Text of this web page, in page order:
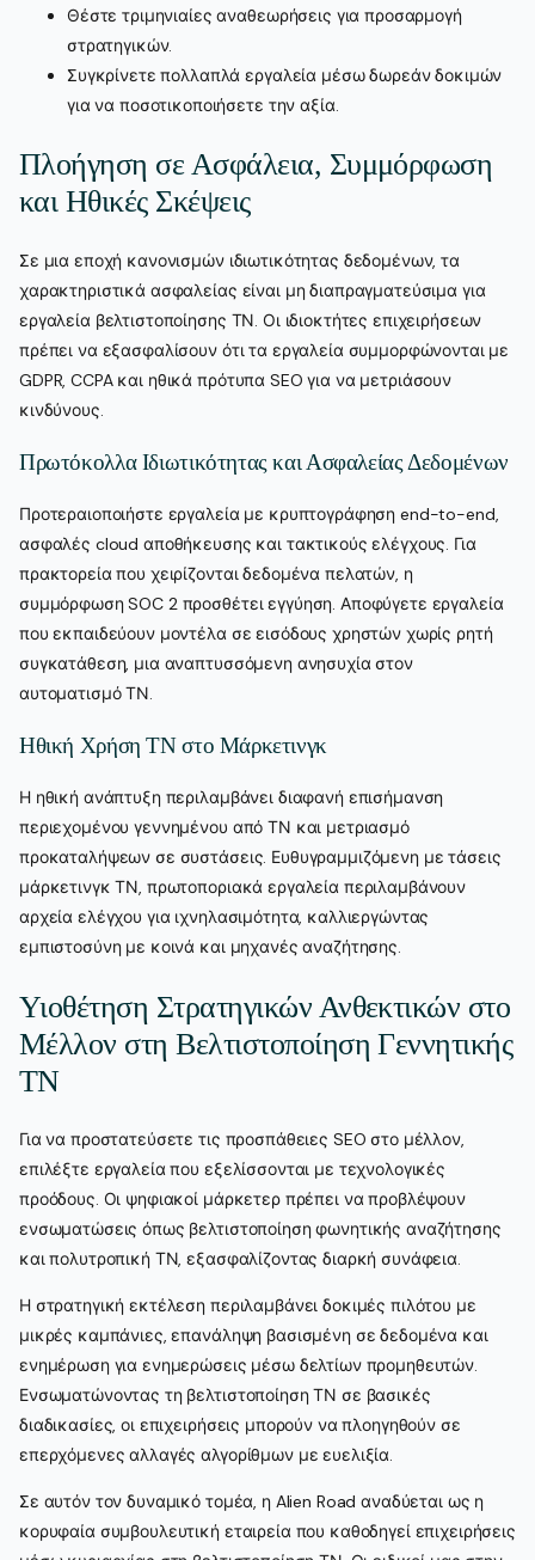
Θέστε τριμηνιαίες αναθεωρήσεις για προσαρμογή
στρατηγικών.
Συγκρίνετε πολλαπλά εργαλεία μέσω δωρεάν δοκιμών
για να ποσοτικοποιήσετε την αξία.
Πλοήγηση σε Ασφάλεια, Συμμόρφωση
και Ηθικές Σκέψεις
Σε μια εποχή κανονισμών ιδιωτικότητας δεδομένων, τα
χαρακτηριστικά ασφαλείας είναι μη διαπραγματεύσιμα για
εργαλεία βελτιστοποίησης ΤΝ. Οι ιδιοκτήτες επιχειρήσεων
πρέπει να εξασφαλίσουν ότι τα εργαλεία συμμορφώνονται με
GDPR, CCPA και ηθικά πρότυπα SEO για να μετριάσουν
κινδύνους.
Πρωτόκολλα Ιδιωτικότητας και Ασφαλείας Δεδομένων
Προτεραιοποιήστε εργαλεία με κρυπτογράφηση end-to-end,
ασφαλές cloud αποθήκευσης και τακτικούς ελέγχους. Για
πρακτορεία που χειρίζονται δεδομένα πελατών, η
συμμόρφωση SOC 2 προσθέτει εγγύηση. Αποφύγετε εργαλεία
που εκπαιδεύουν μοντέλα σε εισόδους χρηστών χωρίς ρητή
συγκατάθεση, μια αναπτυσσόμενη ανησυχία στον
αυτοματισμό ΤΝ.
Ηθική Χρήση ΤΝ στο Μάρκετινγκ
Η ηθική ανάπτυξη περιλαμβάνει διαφανή επισήμανση
περιεχομένου γεννημένου από ΤΝ και μετριασμό
προκαταλήψεων σε συστάσεις. Ευθυγραμμιζόμενη με τάσεις
μάρκετινγκ ΤΝ, πρωτοποριακά εργαλεία περιλαμβάνουν
αρχεία ελέγχου για ιχνηλασιμότητα, καλλιεργώντας
εμπιστοσύνη με κοινά και μηχανές αναζήτησης.
Υιοθέτηση Στρατηγικών Ανθεκτικών στο
Μέλλον στη Βελτιστοποίηση Γεννητικής
ΤΝ
Για να προστατεύσετε τις προσπάθειες SEO στο μέλλον,
επιλέξτε εργαλεία που εξελίσσονται με τεχνολογικές
προόδους. Οι ψηφιακοί μάρκετερ πρέπει να προβλέψουν
ενσωματώσεις όπως βελτιστοποίηση φωνητικής αναζήτησης
και πολυτροπική ΤΝ, εξασφαλίζοντας διαρκή συνάφεια.
Η στρατηγική εκτέλεση περιλαμβάνει δοκιμές πιλότου με
μικρές καμπάνιες, επανάληψη βασισμένη σε δεδομένα και
ενημέρωση για ενημερώσεις μέσω δελτίων προμηθευτών.
Ενσωματώνοντας τη βελτιστοποίηση ΤΝ σε βασικές
διαδικασίες, οι επιχειρήσεις μπορούν να πλοηγηθούν σε
επερχόμενες αλλαγές αλγορίθμων με ευελιξία.
Σε αυτόν τον δυναμικό τομέα, η Alien Road αναδύεται ως η
κορυφαία συμβουλευτική εταιρεία που καθοδηγεί επιχειρήσεις